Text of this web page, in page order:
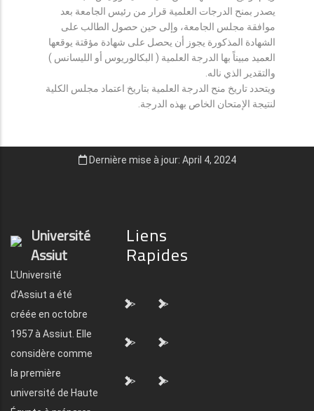
يصدر بمنح الدرجات العلمية قرار من رئيس الجامعة بعد
موافقة مجلس الجامعة، وإلى حين حصول الطالب على
الشهادة المذكورة يجوز أن يحصل على شهادة مؤقتة يوقعها
العميد مبيناً بها الدرجة العلمية ( البكالوريوس أو الليسانس )
والتقدير الذي ناله.
ويتحدد تاريخ منح الدرجة العلمية بتاريخ اعتماد مجلس الكلية
لنتيجة الإمتحان الخاص بهذه الدرجة.
Dernière mise à jour: April 4, 2024
Université
Assiut
L'Université
d'Assiut a été
créée en octobre
1957 à Assiut. Elle
considère comme
la première
université de Haute
Liens
Rapides
"> ">
"> ">
"> ">